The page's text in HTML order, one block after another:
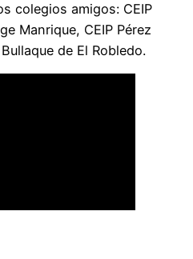
colegios amigos: CEIP
Manrique, CEIP Pérez
de El Robledo.